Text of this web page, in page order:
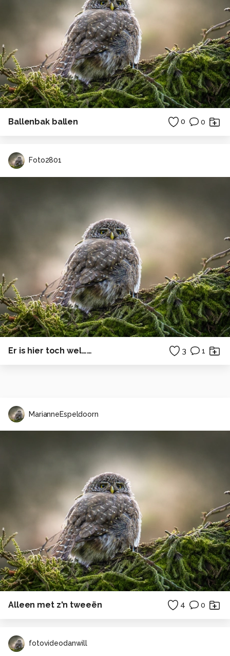
Ballenbak ballen 0 0
Foto2801
Er is hier toch wel…… 3 1
MarianneEspeldoorn
Alleen met z'n tweeën 4 0
fotovideodanwill